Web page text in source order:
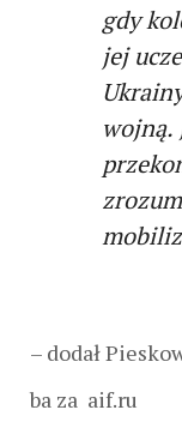
gdy
jej
wojną.
– dodał
ba za aif.ru